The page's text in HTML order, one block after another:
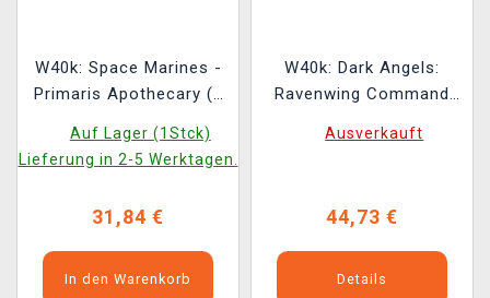
W40k: Space Marines -
Primaris Apothecary (1
Auf Lager (1Stck)
Lieferung in 2-5 Werktagen.
31,84 €
In den Warenkorb
W40k: Dark Angels:
Ravenwing Command
Ausverkauft
44,73 €
Details